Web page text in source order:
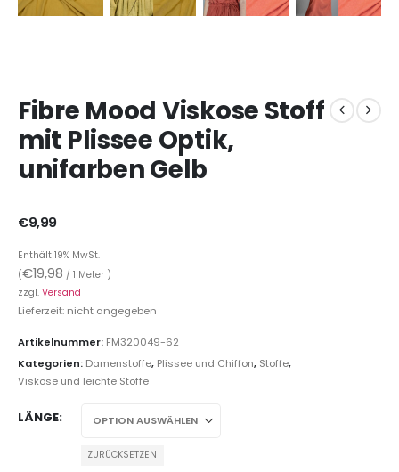
Fibre Mood Viskose Stoff
mit Plissee Optik,
unifarben Gelb
€9,99
Enthält 19% MwSt.
(€19,98 / 1 Meter )
zzgl. Versand
Lieferzeit: nicht angegeben
Artikelnummer: FM320049-62
Kategorien: Damenstoffe, Plissee und Chiffon, Stoffe,
Viskose und leichte Stoffe
LÄNGE
ZURÜCKSETZEN